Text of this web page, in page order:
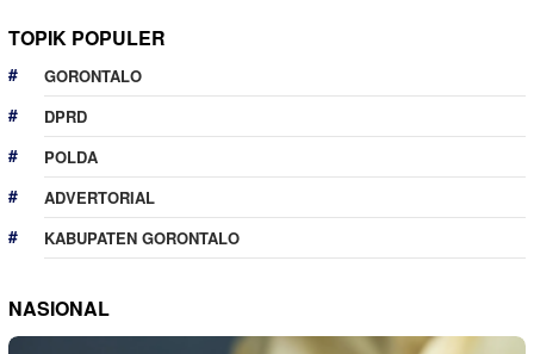
TOPIK POPULER
GORONTALO
DPRD
POLDA
ADVERTORIAL
KABUPATEN GORONTALO
NASIONAL